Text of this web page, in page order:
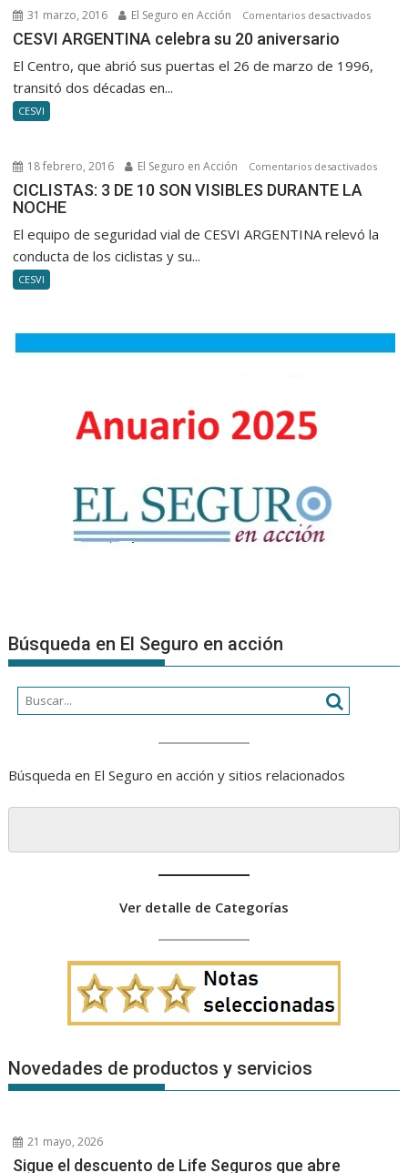
31 marzo, 2016 El Seguro en Acción Comentarios desactivadosen
celebra
CESVI ARGENTINA celebra su 20 aniversario
El Centro, que abrió sus puertas el 26 de marzo de 1996,
transitó dos décadas en...
CESVI
18 febrero, 2016 El Seguro en Acción Comentarios desactivadosen
CICLISTAS: 3 DE 10 SON VISIBLES DURANTE LA
NOCHE
El equipo de seguridad vial de CESVI ARGENTINA relevó la
conducta de los ciclistas y su...
CESVI
Búsqueda en El Seguro en acción
Búsqueda en El Seguro en acción y sitios relacionados
Ver detalle de Categorías
Novedades de productos y servicios
21 mayo, 2026
Sigue el descuento de Life Seguros que abre